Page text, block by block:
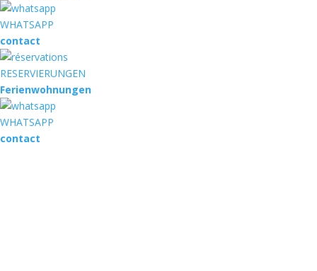
WHATSAPP
contact
RESERVIERUNGEN
Ferienwohnungen
WHATSAPP
contact